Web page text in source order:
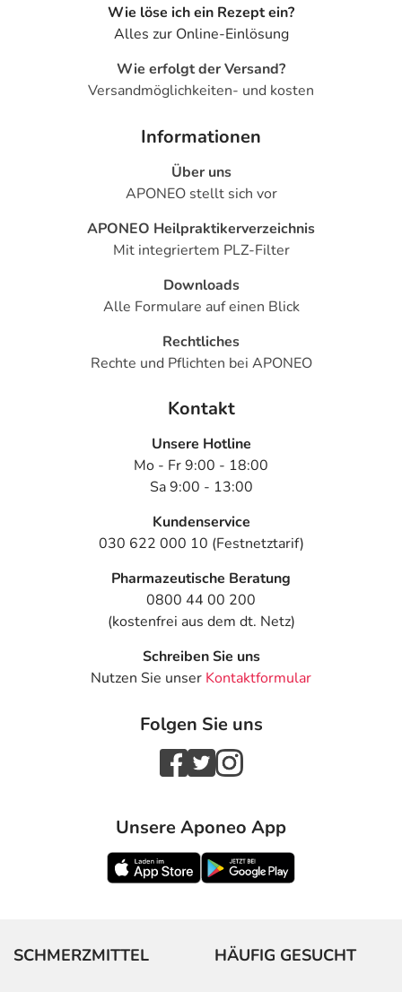
Wie löse ich ein Rezept ein?
Alles zur Online-Einlösung
Wie erfolgt der Versand?
Versandmöglichkeiten- und kosten
Informationen
Über uns
APONEO stellt sich vor
APONEO Heilpraktikerverzeichnis
Mit integriertem PLZ-Filter
Downloads
Alle Formulare auf einen Blick
Rechtliches
Rechte und Pflichten bei APONEO
Kontakt
Unsere Hotline
Mo - Fr 9:00 - 18:00
Sa 9:00 - 13:00
Kundenservice
030 622 000 10 (Festnetztarif)
Pharmazeutische Beratung
0800 44 00 200
(kostenfrei aus dem dt. Netz)
Schreiben Sie uns
Nutzen Sie unser Kontaktformular
Folgen Sie uns
Unsere Aponeo App
SCHMERZMITTEL HÄUFIG GESUCHT